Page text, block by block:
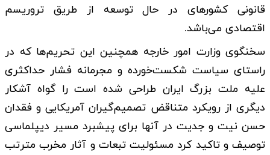
قانونی کشورهای در حال توسعه از طریق تروریسم
اقتصادی می‌باشد.
سخنگوی وزارت امور خارجه همچنین این تحریم‌ها که در
راستای سیاست شکست‌خورده و مجرمانه فشار حداکثری
علیه ملت بزرگ ایران طراحی شده است را گواه آشکار
دیگری از رویکرد متناقض تصمیم‌گیران آمریکایی و فقدان
حسن نیت و جدیت در آنها برای پیشبرد مسیر دیپلماسی
توصیف و تاکید کرد مسئولیت تبعات و آثار مخرب مترتب